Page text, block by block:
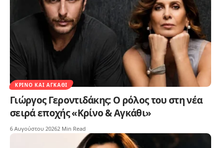
ΚΡΊΝΟ ΚΑΙ ΑΓΚΆΘΙ
Γιώργος Γεροντιδάκης: Ο ρόλος του στη νέα
σειρά εποχής «Κρίνο & Αγκάθι»
6 Αυγούστου 20262 Min Read